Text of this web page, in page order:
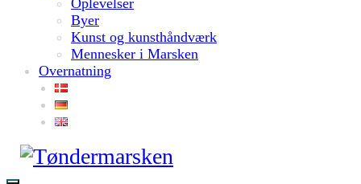
Oplevelser
Byer
Kunst og kunsthåndværk
Mennesker i Marsken
Overnatning